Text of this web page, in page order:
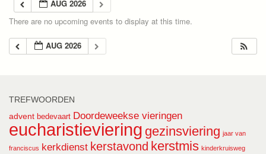
AUG 2026
There are no upcoming events to display at this time.
AUG 2026
TREFWOORDEN
advent bedevaart Doordeweekse vieringen
eucharistieviering gezinsviering jaar van
franciscus kerkdienst kerstavond kerstmis kinderkruisweg